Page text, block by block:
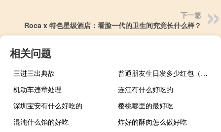
下一篇
Roca x 特色星级酒店：看脸一代的卫生间究竟长什么样？
相关问题
三进三出典故
普通朋友生日发多少红包（朋友生日发多少红包）
机动车违章处理
连江有什么好吃的
深圳宝安有什么好吃的
樱桃哪里的最好吃
混沌什么馅的好吃
炸好的酥肉怎么做好吃